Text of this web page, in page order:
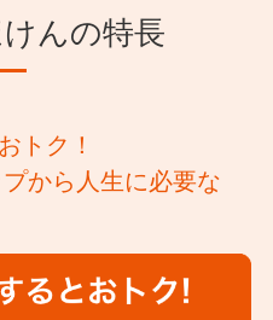
す。移行には条件がありま
約款をご確認ください。
保険の対象となる方（被
ットカードの名義人（保
・Dinersのマークが
付金を受け取れない場合が
た時点で契約が消滅しま
合、現在ご契約の保険と新
事由が異なることにより、
では保障されないことがあ
商品ページをご確認くださ
んの特長
トク！
から人生に必要な